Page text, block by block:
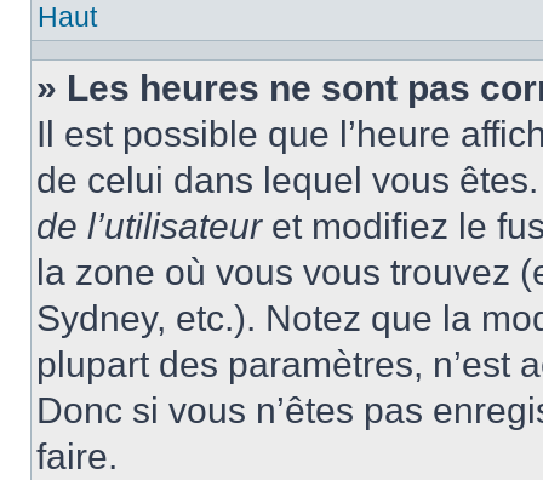
Haut
» Les heures ne sont pas
Il est possible que l’heure
de celui dans lequel vous
de l’utilisateuret modifiez le
la zone où vous vous trouvez
Sydney, etc.). Notez que la
plupart des paramètres, n’est
Donc si vous n’êtes pas
faire.